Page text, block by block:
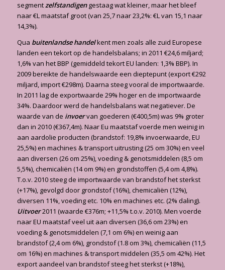
segmentzelfstandigengestaag wat kleiner, maar het bleef
naar €L maatstaf groot (van 25,7 naar 23,2%: €L van 15,1 naar
14,3%).
Qua buitenlandse handelkent men zoals alle zuid Europese
landen een tekort op de handelsbalans; in 2011 €24,6 miljard;
1,6% van het BBP (gemiddeld tekort EU landen: 1,3% BBP). In
2009 bereikte de handelswaarde een dieptepunt (export €292
miljard, import €298m). Daarna steeg vooral de importwaarde.
In 2011 lag de exportwaarde 29% hoger en de importwaarde
34%. Daardoor werd de handelsbalans wat negatiever. De
waarde van de invoervan goederen (€400,5m) was 9% groter
dan in 2010 (€367,4m). Naar Eu maatstaf voerde men weinig in
aan aardolie producten (brandstof: 19,8% invoerwaarde, EU
25,5%) en machines & transport uitrusting (25 om 30%) en veel
aan diversen (26 om 25%), voeding & genotsmiddelen (8,5 om
5,5%), chemicaliën (14 om 9%) en grondstoffen (5,4 om 4,8%).
T.o.v. 2010 steeg de importwaarde van brandstof het sterkst
(+17%), gevolgd door grondstof (16%), chemicaliën (12%),
diversen 11%, voeding etc. 10% en machines etc. (2% daling).
Uitvoer2011 (waarde €376m; +11,5% t.o.v. 2010). Men voerde
naar EU maatstaf veel uit aan diversen (36,6 om 23%) en
voeding & genotsmiddelen (7,1 om 6%) en weinig aan
brandstof (2,4 om 6%), grondstof (1.8 om 3%), chemicaliën (11,5
om 16%) en machines & transport middelen (35,5 om 42%). Het
export aandeel van brandstof steeg het sterkst (+18%),